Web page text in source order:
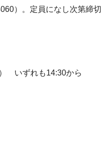
。定員になし次第締切
いずれも14:30から